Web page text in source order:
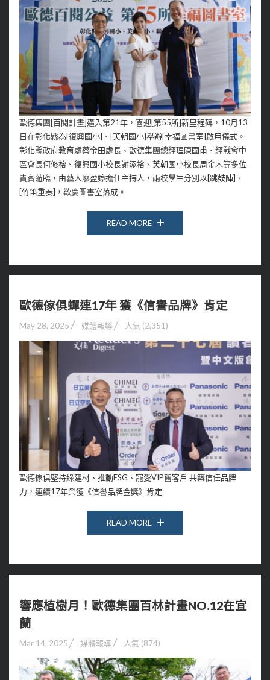
歐德集團[百閱計畫]邁入第21年，喜迎[第55所]新里程碑，10月13
日在彰化縣為[復興國小]、[芙朝國小]舉辦[幸福圖書室]啟用儀式。
彰化縣政府教育處蔡金田處長、歐德集團總經理陳國甫、經戰會中
區會長何修榕、復興國小校長謝添裕、芙朝國小校長周金木等多位
貴賓蒞臨，由藝人廖盈婷擔任主持人，兩校學生分別以[跳鼓陣]、
[竹笛重奏]，歡慶圖書室落成。
READ MORE
歐德傢俱蟬連17年 獲《信譽品牌》肯定
May 28, 2025 媒體報導 人氣 (2,351)
歐德傢俱堅持綠建材、推動ESG、寵愛VIP舊客戶 共築信任品牌
力，連續17年榮獲《信譽品牌金獎》肯定
READ MORE
響應植樹月！歐德集團百林計畫NO.12在宜
蘭
Mar 14, 2025 媒體報導 人氣 (874)